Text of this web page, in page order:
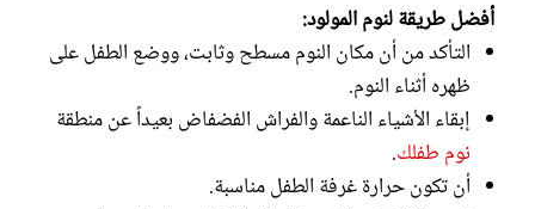
أفضل طريقة لنوم المولود:
التأكد من أن مكان النوم مسطح وثابت، ووضع الطفل على
ظهره أثناء النوم.
إبقاء الأشياء الناعمة والفراش الفضفاض بعيداً عن منطقة
نوم طفلك.
أن تكون حرارة غرفة الطفل مناسبة.